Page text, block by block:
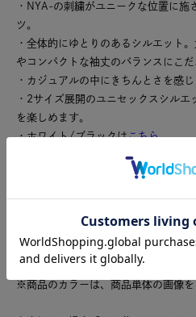
・NYA-の刺繍がユニークな位置に施
ツ。
・全体的にゆとりのあるシルエット
やコンパクトな袖丈のバランスにこだ
・カジュアルの中にきちんとさを感じ
・2サイズ展開のユニセックスシル
を楽しめます。
・ホワイト/ブラックはこちら
こちらの製品は独特な風合いを出す
日本製
※商品のカラーは、商品単体の画像を